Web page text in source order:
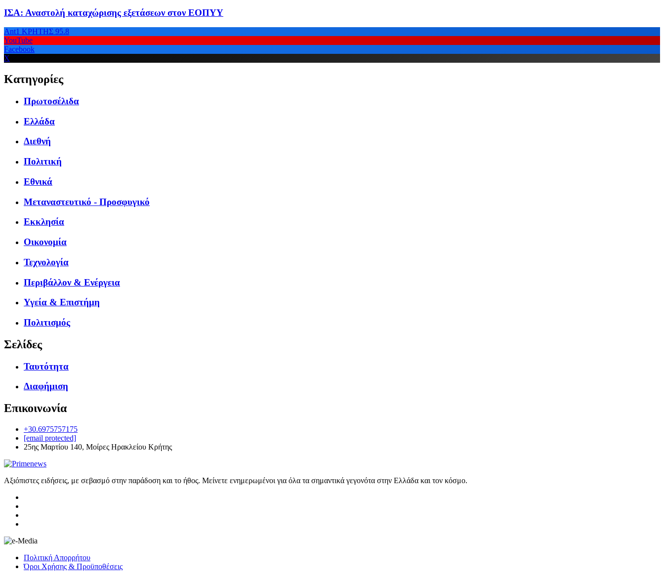
ΙΣΑ: Αναστολή καταχώρισης εξετάσεων στον ΕΟΠΥΥ
Ant1 ΚΡΗΤΗΣ 95.8
YouTube
Facebook
X
Κατηγορίες
Πρωτοσέλιδα
Ελλάδα
Διεθνή
Πολιτική
Εθνικά
Μεταναστευτικό - Προσφυγικό
Εκκλησία
Οικονομία
Τεχνολογία
Περιβάλλον & Ενέργεια
Υγεία & Επιστήμη
Πολιτισμός
Σελίδες
Ταυτότητα
Διαφήμιση
Επικοινωνία
+30.6975757175
[email protected]
25ης Μαρτίου 140, Μοίρες Ηρακλείου Κρήτης
Αξιόπιστες ειδήσεις, με σεβασμό στην παράδοση και το ήθος. Μείνετε ενημερωμένοι για όλα τα σημαντικά γεγονότα στην Ελλάδα και τον κόσμο.
Πολιτική Απορρήτου
Όροι Χρήσης & Προϋποθέσεις